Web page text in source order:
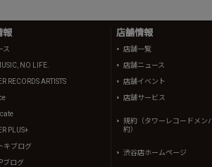
報
ス
NO LIFE.
RECORDS ARTISTS
PLUS+
キブログ
ブログ
店舗情報
店舗一覧
店舗ニュース
店舗イベント
店舗サービス
規約（タワーレコードメン
約）
渋谷店ホームページ